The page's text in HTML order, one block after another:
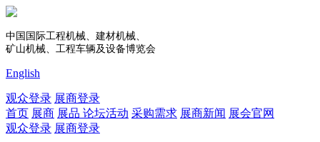
中国国际工程机械、建材机械、
矿山机械、工程车辆及设备博览会
English
观众登录 展商登录
首页 展商 展品 论坛活动 采购需求 展商新闻 展会官网
观众登录 展商登录